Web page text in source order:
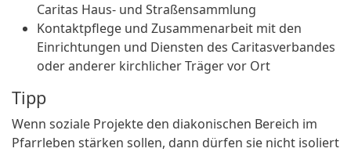
Caritas Haus- und Straßensammlung
Kontaktpflege und Zusammenarbeit mit den
Einrichtungen und Diensten des Caritasverbandes
oder anderer kirchlicher Träger vor Ort
Tipp
Wenn soziale Projekte den diakonischen Bereich im
Pfarrleben stärken sollen, dann dürfen sie nicht isoliert